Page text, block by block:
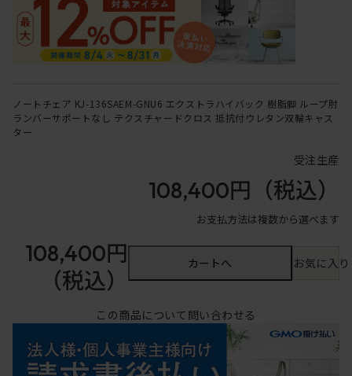
ノートチェア KJ-136SAEM-GNU6 エクストラハイバック 樹脂脚 ループ肘
ランバーサポートなし テクスチャードクロス 抵抗付ウレタン双輪キャス
ター
受注生産
108,400円 （税込）
お支払方法は複数から選べます
108,400円
（税込）
カートへ お気に入
この商品について問い合わせる